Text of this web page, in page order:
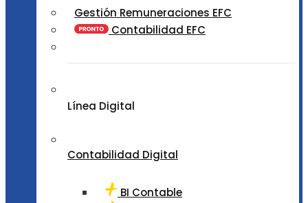
Gestión Remuneraciones EFC
Contabilidad EFC
Línea Digital
Contabilidad Digital
BI Contable